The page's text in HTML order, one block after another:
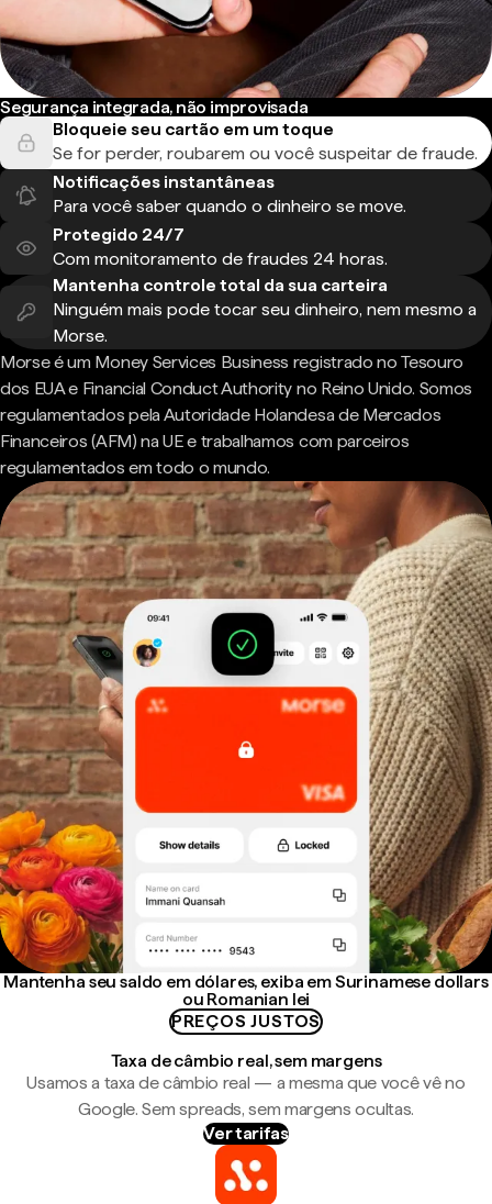
Segurança integrada, não improvisada
Bloqueie seu cartão em um toque
Se for perder, roubarem ou você suspeitar de fraude.
Notificações instantâneas
Para você saber quando o dinheiro se move.
Protegido 24/7
Com monitoramento de fraudes 24 horas.
Mantenha controle total da sua carteira
Ninguém mais pode tocar seu dinheiro, nem mesmo a
Morse.
Morse é um Money Services Business registrado no Tesouro
dos EUA e Financial Conduct Authority no Reino Unido. Somos
regulamentados pela Autoridade Holandesa de Mercados
Financeiros (AFM) na UE e trabalhamos com parceiros
regulamentados em todo o mundo.
Mantenha seu saldo em dólares, exiba em Surinamese dollars
ou Romanian lei
PREÇOS JUSTOS
Taxa de câmbio real, sem margens
Usamos a taxa de câmbio real — a mesma que você vê no
Google. Sem spreads, sem margens ocultas.
Ver tarifas